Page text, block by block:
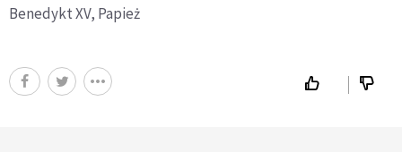
Benedykt XV, Papież